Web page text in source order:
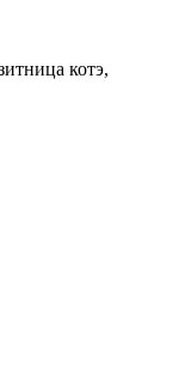
котэ,